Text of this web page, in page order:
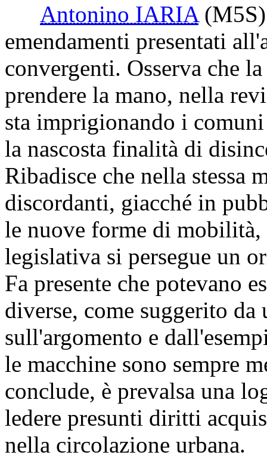
Antonino IARIA (M5S)
emendamenti presentati
convergenti. Osserva che
prendere la mano, nella
sta imprigionando i
la nascosta finalità di
Ribadisce che nella stessa
discordanti, giacché in
le nuove forme di
legislativa si persegue un
Fa presente che potevano
diverse, come suggerito
sull'argomento e
le macchine sono sempre
conclude, è prevalsa una
ledere presunti diritti
nella circolazione urbana.